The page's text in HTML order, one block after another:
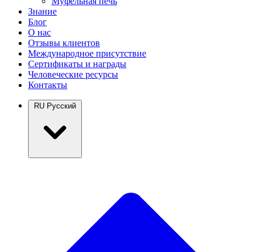
Знание
Блог
О нас
Отзывы клиентов
Международное присутствие
Сертификаты и награды
Человеческие ресурсы
Контакты
RU Русский